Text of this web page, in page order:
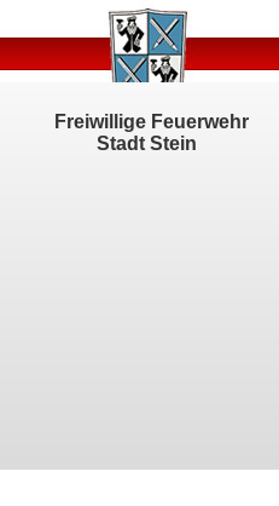
Freiwillige Feuerwehr
Stadt Stein